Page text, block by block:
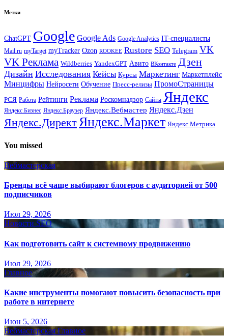
Метки
ChatGPT Google Google Ads Google Analytics IT-специалисты
Mail.ru myTarget myTracker Ozon ROOKEE Rustore SEO Telegram VK
VK Реклама Wildberries YandexGPT Авито ВКонтакте Дзен
Дизайн Исследования Кейсы Курсы Маркетинг Маркетплейс
Минцифры Нейросети Обучение Пресс-релизы ПромоСтраницы
РСЯ Работа Рейтинги Реклама Роскомнадзор Сайты Яндекс
Яндекс.Бизнес Яндекс.Браузер Яндекс.Вебмастер Яндекс.Дзен
Яндекс.ДиректЯндекс.Маркет Яндекс.Метрика
You missed
Вебмастерская
Бренды всё чаще выбирают блогеров с аудиторией от 500
подписчиков
Июл 29, 2026
Новости SEO
Как подготовить сайт к системному продвижению
Июл 29, 2026
Главное
Какие инструменты помогают повысить безопасность при
работе в интернете
Июн 5, 2026
Вебмастерская Главное